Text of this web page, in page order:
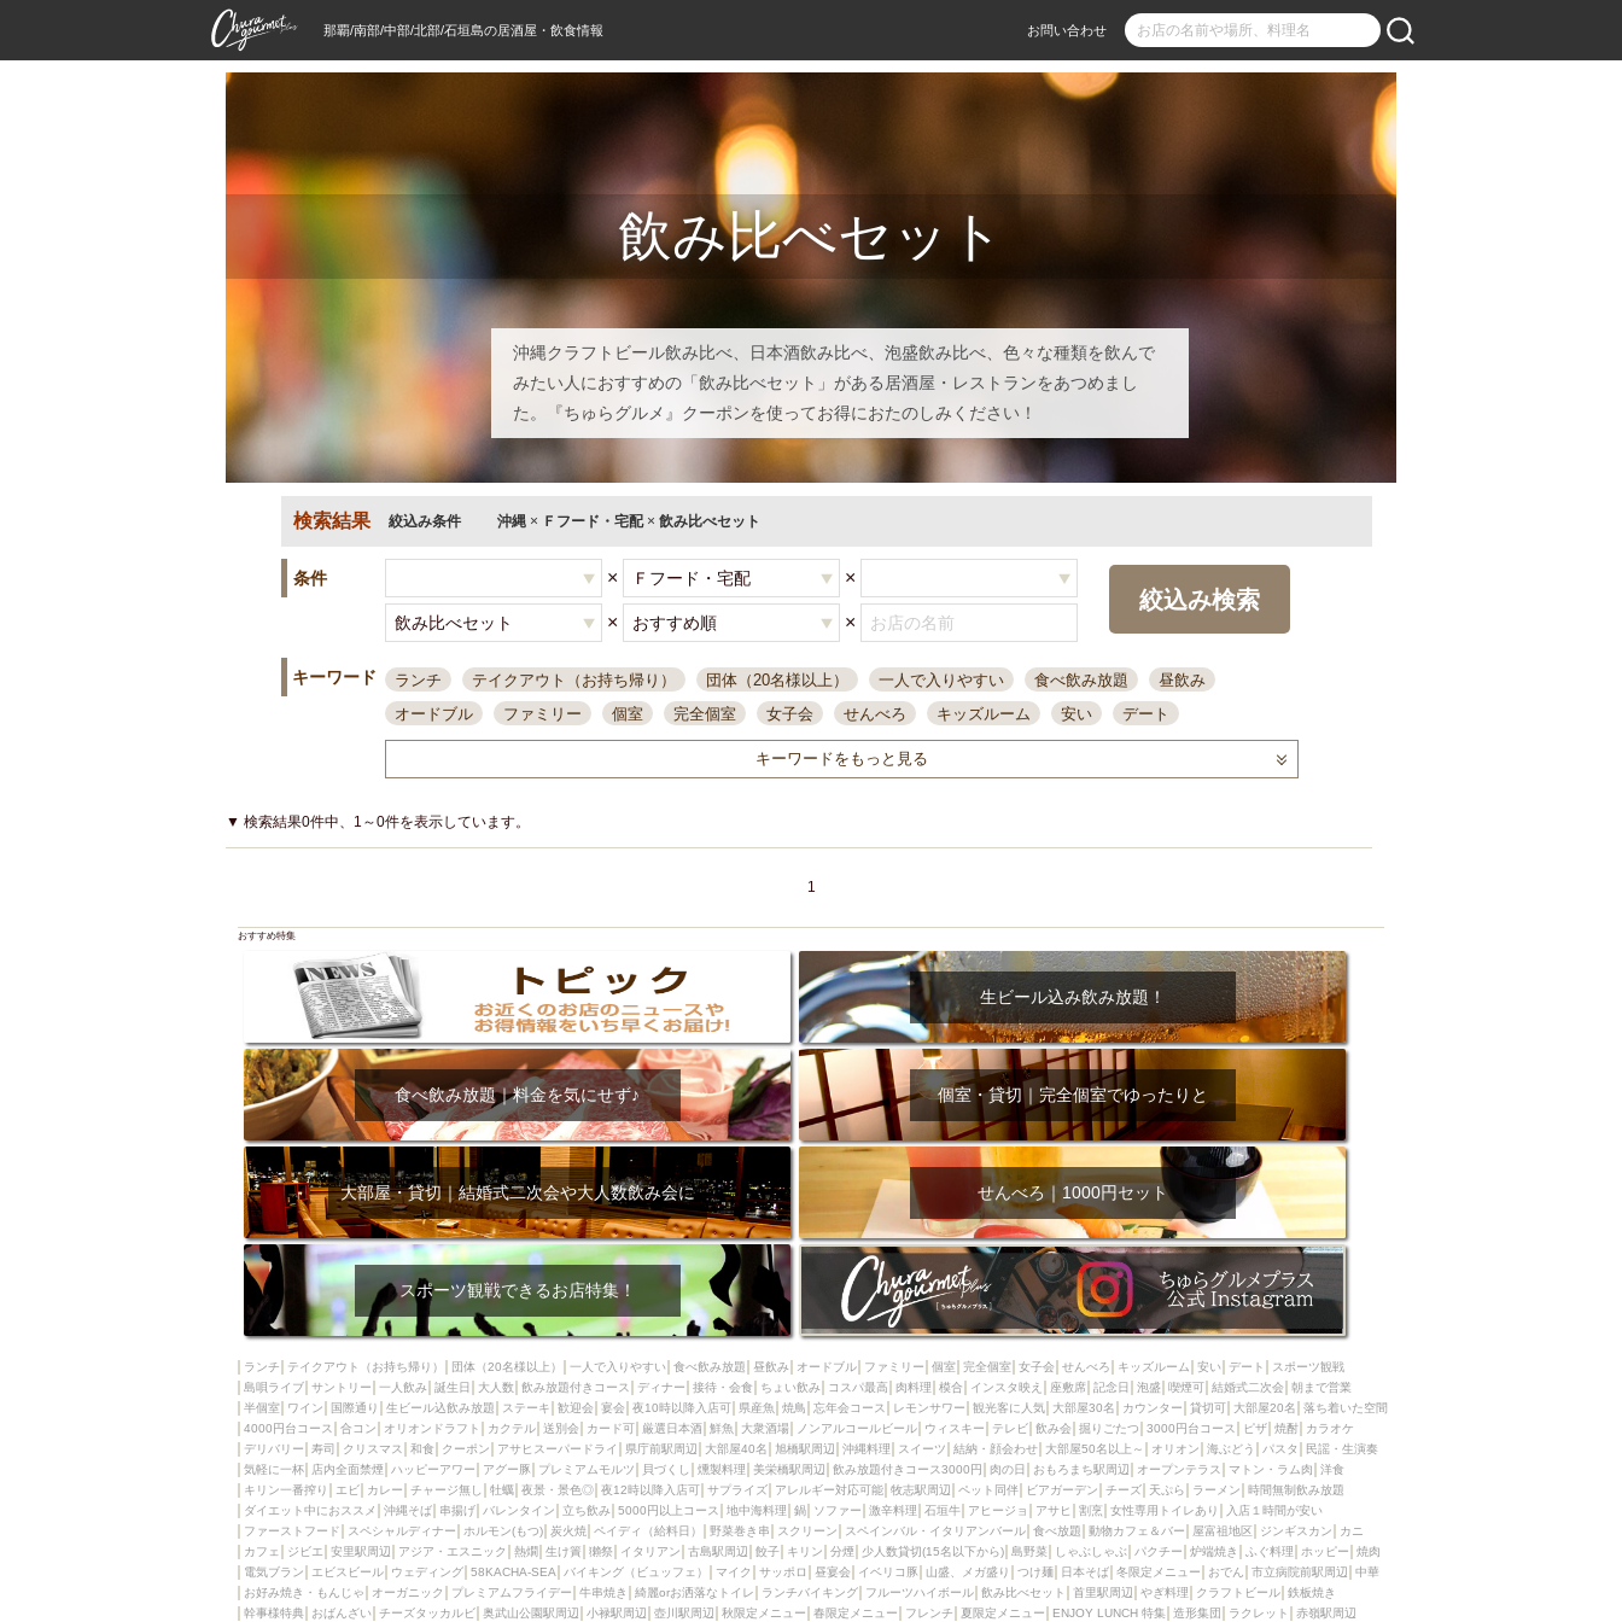
那覇/南部/中部/北部/石垣島の居酒屋・飲食情報 お問い合わせ
飲み比べセット
沖縄クラフトビール飲み比べ、日本酒飲み比べ、泡盛飲み比べ、色々な種類を飲んで
みたい人におすすめの「飲み比べセット」がある居酒屋・レストランをあつめまし
た。『ちゅらグルメ』クーポンを使ってお得におたのしみください！
検索結果 絞込み条件 沖縄 × Ｆフード・宅配× 飲み比べセット
条件 × ×
× ×
絞込み検索
キーワード ランチ テイクアウト（お持ち帰り） 団体（20名様以上） 一人で入りやすい 食べ飲み放題
昼飲み
オードブル
ファミリー 個室 完全個室 女子会 せんべろ キッズルーム 安い
デート
一人飲み 誕生日 大人数
接待・会食
ちょい飲み コスパ最高 肉料理 模合 インスタ映え 座敷席 記念日 泡盛
喫煙可
結婚式二次会
夜10時以降入店可
県産魚 焼鳥 忘年会コース レモンサワー 観光客に人気 大部屋30名
カウンター
4000円台コース
デリバリー 寿司 クリスマス 和食
クーポン
アサヒスーパードライ
県庁前駅周辺 旭橋駅周辺 沖縄料理 スイーツ
結納・顔会わせ
大部屋50名以上～
オリオン 海ぶどう 民謡・生演奏 気軽に一杯
店内全面禁煙
ハッピーアワー
アグー豚 プレミアムモルツ 貝づくし 燻製料理
美栄橋駅周辺
飲み放題付きコース3000円
肉の日 おもろまち駅周辺 オープンテラス マトン・ラム肉
洋食
キリン一番搾り
エビ カレー チャージ無し 牡蠣 夜景・景色◎ 夜12時以降入店可
サプライズ
アレルギー対応可能
牧志駅周辺 ペット同伴 ビアガーデン 天ぷら
時間無制飲み放題
ダイエット中におススメ
沖縄そば 串揚げ バレンタイン 立ち飲み 5000円以上コース 地中海料理
鍋
ソファー
激辛料理 石垣牛 アヒージョ アサヒ 割烹 女性専用トイレあり
入店１時間が安い
ファーストフード
スペシャルディナー ホルモン(もつ) 炭火焼 ペイディ（給料日）
野菜巻き串
スクリーン
スペインバル・イタリアンバール 食べ放題 動物カフェ＆バー 屋富祖地区
ジンギスカン
カニ
カフェ ジビエ 安里駅周辺 アジア・エスニック 熱燗 生け簀 獺祭 イタリアン
古島駅周辺
分煙 少人数貸切(15名以下から) しゃぶしゃぶ パクチー 炉端焼き
ふぐ料理
ホッピー
焼肉 電気ブラン エビスビール ウェディング 58KACHA-SEA
バイキング（ビュッフェ）
マイク
サッポロ 昼宴会 イベリコ豚 山盛、メガ盛り つけ麺 日本そば 冬限定メニュー
おでん
市立病院前駅周辺
中華 お好み焼き・もんじゃ オーガニック プレミアムフライデー
牛串焼き
綺麗orお洒落なトイレ
ランチバイキング フルーツハイボール 飲み比べセット 首里駅周辺
やぎ料理
クラフトビール
鉄板焼き 幹事様特典 おばんざい チーズタッカルビ 奥武山公園駅周辺
小禄駅周辺
壺川駅周辺
秋限定メニュー 春限定メニュー フレンチ 夏限定メニュー ENJOY LUNCH 特集
造形集団
ラクレット
赤嶺駅周辺 シードル 那覇空港駅周辺 儀保駅周辺
キーワードをもっと見る
▼ 検索結果0件中、1～0件を表示しています。
1
おすすめ特集
生ビール込み飲み放題！
食べ飲み放題｜料金を気にせず♪ 個室・貸切｜完全個室でゆったりと
大部屋・貸切｜結婚式二次会や大人数飲み会に せんべろ｜1000円セット
スポーツ観戦できるお店特集！
ランチ テイクアウト（お持ち帰り） 団体（20名様以上） 一人で入りやすい 食べ飲み放題 昼飲み オードブル ファミリー 個室 完全個室 女子会 せんべろ キッズルーム 安い デート
スポーツ観戦
島唄ライブ サントリー 一人飲み 誕生日 大人数 飲み放題付きコース ディナー 接待・会食 ちょい飲み コスパ最高 肉料理 模合 インスタ映え 座敷席 記念日 泡盛 喫煙可 結婚式二次会 朝まで営業
半個室
ワイン 国際通り 生ビール込飲み放題 ステーキ 歓迎会 宴会 夜10時以降入店可 県産魚 焼鳥 忘年会コース レモンサワー 観光客に人気 大部屋30名 カウンター 貸切可 大部屋20名
落ち着いた空間
4000円台コース
合コン オリオンドラフト カクテル 送別会 カード可 厳選日本酒 鮮魚 大衆酒場 ノンアルコールビール ウィスキー テレビ 飲み会 掘りごたつ 3000円台コース ピザ 焼酎
カラオケ
デリバリー
寿司 クリスマス 和食 クーポン アサヒスーパードライ 県庁前駅周辺 大部屋40名 旭橋駅周辺 沖縄料理 スイーツ 結納・顔会わせ 大部屋50名以上～ オリオン 海ぶどう パスタ
民謡・生演奏
気軽に一杯
店内全面禁煙 ハッピーアワー アグー豚 プレミアムモルツ 貝づくし 燻製料理 美栄橋駅周辺 飲み放題付きコース3000円 肉の日 おもろまち駅周辺 オープンテラス マトン・ラム肉
洋食
キリン一番搾り
エビ カレー チャージ無し 牡蠣 夜景・景色◎ 夜12時以降入店可 サプライズ アレルギー対応可能 牧志駅周辺 ペット同伴 ビアガーデン チーズ 天ぷら ラーメン
時間無制飲み放題
ダイエット中におススメ
沖縄そば 串揚げ バレンタイン 立ち飲み 5000円以上コース 地中海料理 鍋 ソファー 激辛料理 石垣牛 アヒージョ アサヒ 割烹 女性専用トイレあり
入店１時間が安い
ファーストフード
スペシャルディナー ホルモン(もつ) 炭火焼 ペイディ（給料日） 野菜巻き串 スクリーン スペインバル・イタリアンバール 食べ放題 動物カフェ＆バー 屋富祖地区 ジンギスカン
カニ
カフェ
ジビエ 安里駅周辺 アジア・エスニック 熱燗 生け簀 獺祭 イタリアン 古島駅周辺 餃子 キリン 分煙 少人数貸切(15名以下から) 島野菜 しゃぶしゃぶ パクチー 炉端焼き ふぐ料理 ホッピー
焼肉
電気ブラン
エビスビール ウェディング 58KACHA-SEA バイキング（ビュッフェ） マイク サッポロ 昼宴会 イベリコ豚 山盛、メガ盛り つけ麺 日本そば 冬限定メニュー おでん 市立病院前駅周辺
中華
お好み焼き・もんじゃ
オーガニック プレミアムフライデー 牛串焼き 綺麗orお洒落なトイレ ランチバイキング フルーツハイボール 飲み比べセット 首里駅周辺 やぎ料理 クラフトビール 鉄板焼き
幹事様特典
おばんざい チーズタッカルビ 奥武山公園駅周辺 小禄駅周辺 壺川駅周辺 秋限定メニュー 春限定メニュー フレンチ 夏限定メニュー ENJOY LUNCH 特集 造形集団 ラクレット 赤嶺駅周辺